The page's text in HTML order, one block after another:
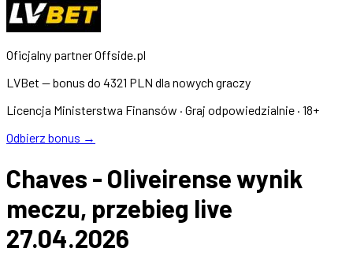
Oficjalny partner Offside.pl
LVBet — bonus do 4321 PLN dla nowych graczy
Licencja Ministerstwa Finansów · Graj odpowiedzialnie · 18+
Odbierz bonus →
Chaves - Oliveirense wynik
meczu, przebieg live
27.04.2026